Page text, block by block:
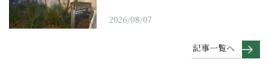
2026/08/07
記事一覧へ